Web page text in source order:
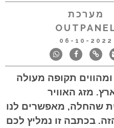
מערכת
06-10-2022
תקופה מעולה
מזג האוויר
שהחלה, מאפשרים לנו
בכתבה זו נמליץ לכם